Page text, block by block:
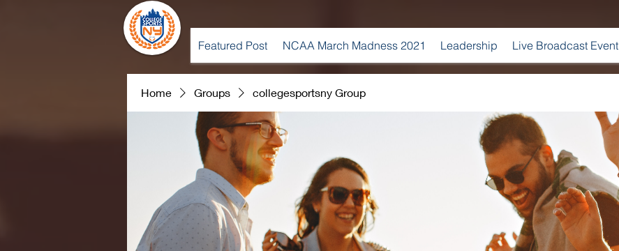
Featured Post NCAA March Madness 2021 Leadership Live Broadcast Event
Home Groups collegesportsny Group